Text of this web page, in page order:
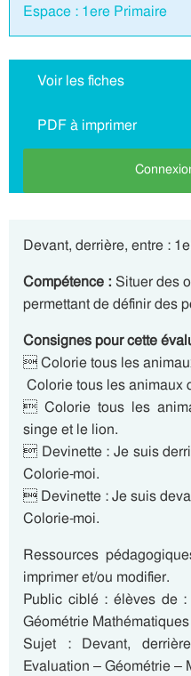
Espace : 1ere Primaire
Voir les fiches
PDF à imprimer
Devant, derrière, entre :
Compétence : Situer des
permettant de définir des
Consignes pour cette
 Colorie tous les
 Colorie tous les
 Colorie tous les
singe et le lion.
 Devinette : Je suis
Colorie-moi.
 Devinette : Je suis
Colorie-moi.
Ressources
imprimer et/ou modifier.
Public ciblé : élèves de
Géométrie Mathématiques
Sujet : Devant,
Evaluation – Géométrie –